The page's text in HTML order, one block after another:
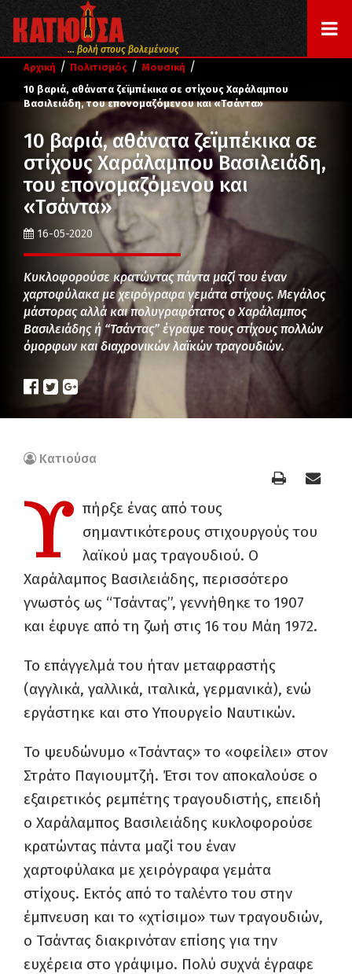
... βολή στους βολεμένους
Αρχική / Πολιτισμός / Μουσική /
10 βαριά, αθάνατα ζεϊμπέκικα σε στίχους Χαράλαμπου
Βασιλειάδη, του επονομαζόμενου και «Τσάντα»
10 βαριά, αθάνατα ζεϊμπέκικα σε
στίχους Χαράλαμπου Βασιλειάδη,
του επονομαζόμενου και
«Τσάντα»
16-05-2020
Κυκλοφορούσε κρατώντας πάντα μαζί του έναν
χαρτοφύλακα με χειρόγραφα γεμάτα στίχους. Μεγάλος
μάστορας αλλά και πολυγραφότατος ο Χαράλαμπος
Βασιλειάδης ή “Τσάντας” έγραψε τους στίχους πολλών
όμορφων και διαχρονικών λαϊκών τραγουδιών.
Κατιούσα
Υ
πήρξε ένας από τους
σημαντικότερους στιχουργούς του
λαϊκού μας τραγουδιού. Ο
Χαράλαμπος Βασιλειάδης, περισσότερο
γνωστός ως “Τσάντας”, γεννήθηκε το 1907
και έφυγε από τη ζωή στις 16 του Μάη 1972.
Το επάγγελμά του ήταν μεταφραστής
(αγγλικά, γαλλικά, ιταλικά, γερμανικά), ενώ
εργάστηκε και στο Υπουργείο Ναυτικών.
Το ψευδώνυμο «Τσάντας» το «οφείλει» στον
Στράτο Παγιουμτζή. Έτσι τον αποκαλούσε ο
εξαιρετικός ρεμπέτης τραγουδιστής, επειδή
ο Χαράλαμπος Βασιλειάδης κυκλοφορούσε
κρατώντας πάντα μαζί του έναν
χαρτοφύλακα με χειρόγραφα γεμάτα
στίχους. Εκτός από το ταλέντο του στην
έμπνευση και το «χτίσιμο» των τραγουδιών,
ο Τσάντας διακρινόταν επίσης για την
ευχέρεια στο γράψιμο. Πολύ συχνά έγραφε